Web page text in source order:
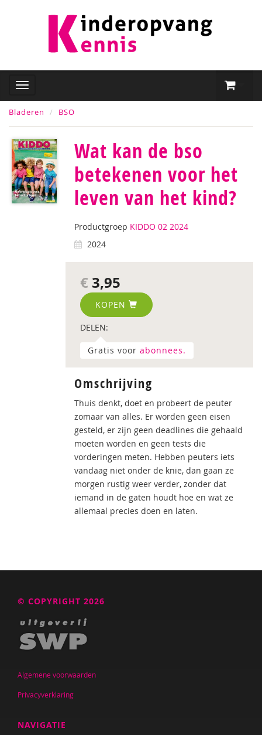
Bladeren BSO
Wat kan de bso
betekenen voor het
leven van het kind?
Productgroep KIDDO 02 2024
2024
€ 3,95
KOPEN
DELEN:
Gratis voor abonnees.
Omschrijving
Thuis denkt, doet en probeert de peuter
zomaar van alles. Er worden geen eisen
gesteld, er zijn geen deadlines die gehaald
moeten worden en geen tests die
vorderingen meten. Hebben peuters iets
vandaag niet onder de knie, dan gaan ze
morgen rustig weer verder, zonder dat
iemand in de gaten houdt hoe en wat ze
allemaal precies doen en laten.
© COPYRIGHT 2026
Algemene voorwaarden
Privacyverklaring
NAVIGATIE